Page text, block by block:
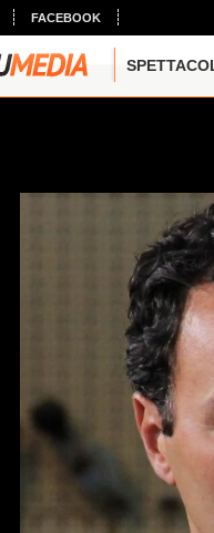
FACEBOOK